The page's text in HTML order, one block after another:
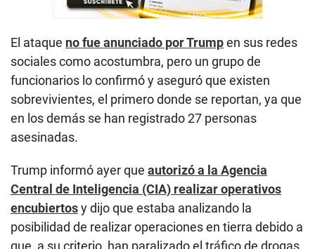
El ataque no fue anunciado por Trumpen sus redes
sociales como acostumbra, pero un grupo de
funcionarios lo confirmó y aseguró que existen
sobrevivientes, el primero donde se reportan, ya que
en los demás se han registrado 27 personas
asesinadas.
Trump informó ayer que autorizó a la Agencia
Central de Inteligencia (CIA) realizar operativos
encubiertosy dijo que estaba analizando la
posibilidad de realizar operaciones en tierra debido a
que, a su criterio, han paralizado el tráfico de drogas